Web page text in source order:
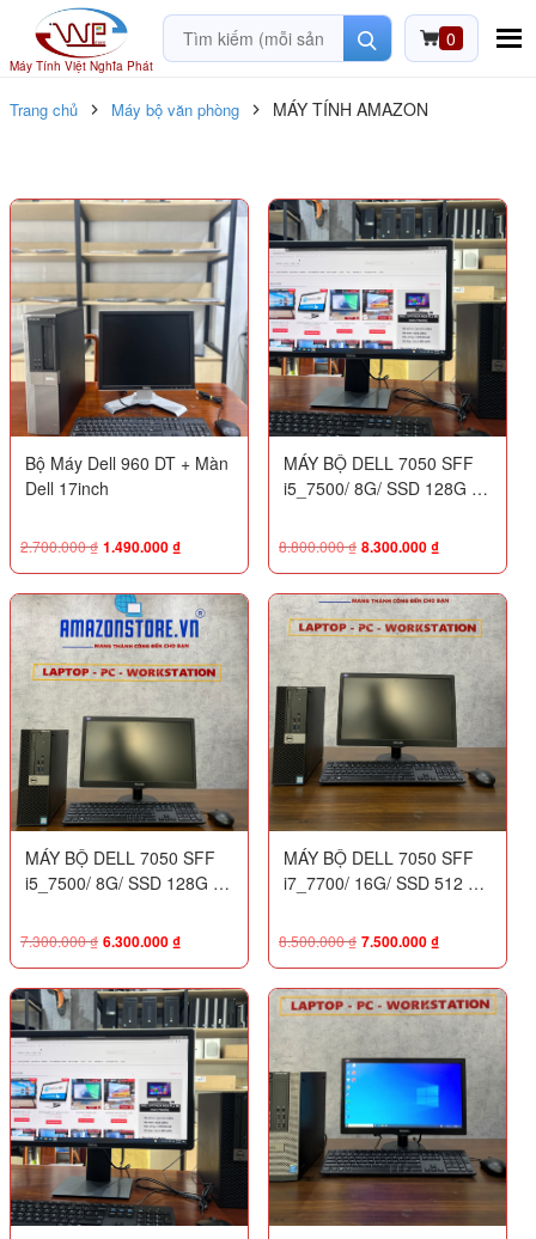
Máy Tính Việt Nghĩa Phát
0
Trang chủ Máy bộ văn phòng MÁY TÍNH AMAZON
Bộ Máy Dell 960 DT + Màn
Dell 17inch
2.700.000₫ 1.490.000₫
MÁY BỘ DELL 7050 SFF
i5_7500/ 8G/ SSD 128G -
23″ P2314
8.800.000₫ 8.300.000₫
MÁY BỘ DELL 7050 SFF
i5_7500/ 8G/ SSD 128G -
20" 203V5
7.300.000₫ 6.300.000₫
MÁY BỘ DELL 7050 SFF
i7_7700/ 16G/ SSD 512 +
8.500.000₫ 7.500.000₫